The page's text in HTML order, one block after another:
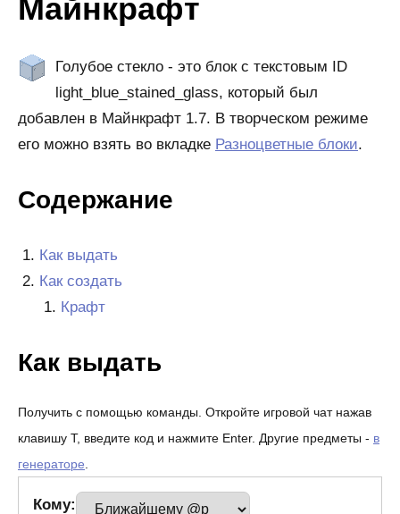
Майнкрафт
Голубое стекло - это блок с текстовым ID
light_blue_stained_glass, который был
добавлен в Майнкрафт 1.7. В творческом режиме
его можно взять во вкладке Разноцветные блоки.
Содержание
Как выдать
Как создать
Крафт
Как выдать
Получить с помощью команды. Откройте игровой чат нажав
клавишу T, введите код и нажмите Enter. Другие предметы - в
генераторе.
Кому: